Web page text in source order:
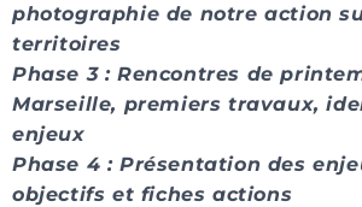
photographie de notre action
territoires
Phase 3 : Rencontres de
Marseille, premiers travaux,
enjeux
Phase 4 : Présentation des
objectifs et fiches actions